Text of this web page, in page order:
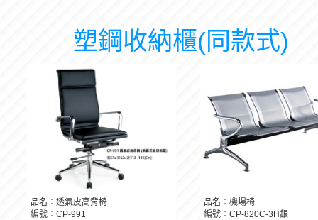
塑鋼收納櫃(同款式)
品名：透氣皮高背椅
編號：CP-991
品名：機場椅
編號：CP-820C-3H銀